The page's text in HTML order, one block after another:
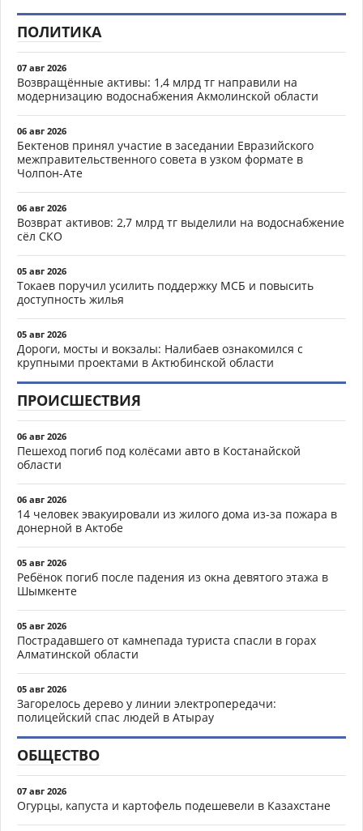
ПОЛИТИКА
07 авг 2026
Возвращённые активы: 1,4 млрд тг направили на
модернизацию водоснабжения Акмолинской области
06 авг 2026
Бектенов принял участие в заседании Евразийского
межправительственного совета в узком формате в
Чолпон-Ате
06 авг 2026
Возврат активов: 2,7 млрд тг выделили на водоснабжение
сёл СКО
05 авг 2026
Токаев поручил усилить поддержку МСБ и повысить
доступность жилья
05 авг 2026
Дороги, мосты и вокзалы: Налибаев ознакомился с
крупными проектами в Актюбинской области
ПРОИСШЕСТВИЯ
06 авг 2026
Пешеход погиб под колёсами авто в Костанайской
области
06 авг 2026
14 человек эвакуировали из жилого дома из-за пожара в
донерной в Актобе
05 авг 2026
Ребёнок погиб после падения из окна девятого этажа в
Шымкенте
05 авг 2026
Пострадавшего от камнепада туриста спасли в горах
Алматинской области
05 авг 2026
Загорелось дерево у линии электропередачи:
полицейский спас людей в Атырау
ОБЩЕСТВО
07 авг 2026
Огурцы, капуста и картофель подешевели в Казахстане